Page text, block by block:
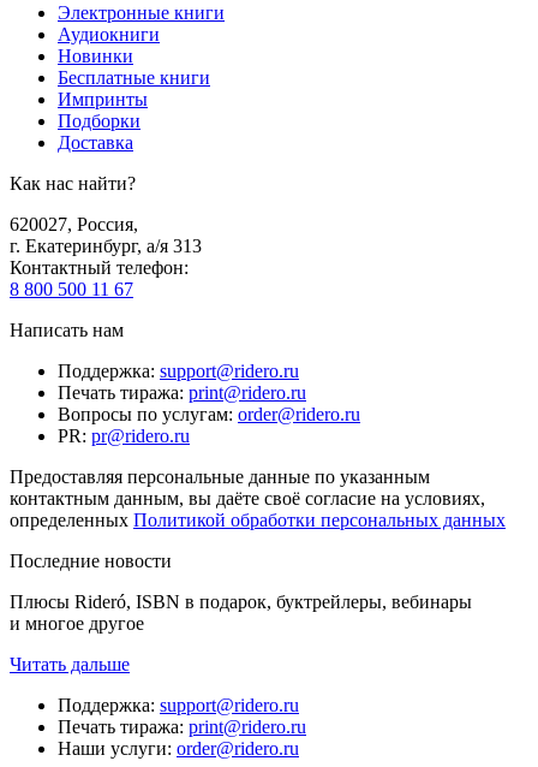
Электронные книги
Аудиокниги
Новинки
Бесплатные книги
Импринты
Подборки
Доставка
Как нас найти?
620027, Россия,
г. Екатеринбург, а/я 313
Контактный телефон:
8 800 500 11 67
Написать нам
Поддержка: support@ridero.ru
Печать тиража: print@ridero.ru
Вопросы по услугам: order@ridero.ru
PR: pr@ridero.ru
Предоставляя персональные данные по указанным
контактным данным, вы даёте своё согласие на условиях,
определенных Политикой обработки персональных данных
Последние новости
Плюсы Rideró, ISBN в подарок, буктрейлеры, вебинары
и многое другое
Читать дальше
Поддержка: support@ridero.ru
Печать тиража: print@ridero.ru
Наши услуги: order@ridero.ru